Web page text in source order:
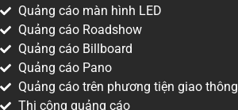
Quảng cáo màn hình LED
Quảng cáo Roadshow
Quảng cáo Billboard
Quảng cáo Pano
Quảng cáo trên phương tiện giao thông
Thi công quảng cáo